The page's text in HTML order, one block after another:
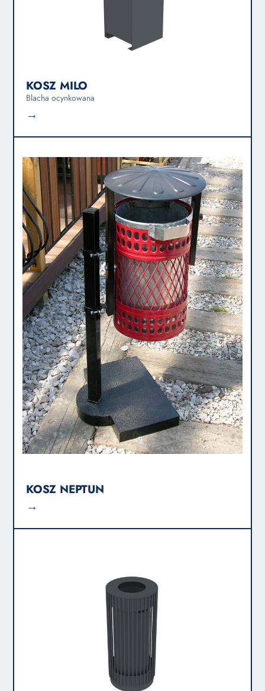
KOSZ MILO
Blacha ocynkowana
→
KOSZ NEPTUN
→